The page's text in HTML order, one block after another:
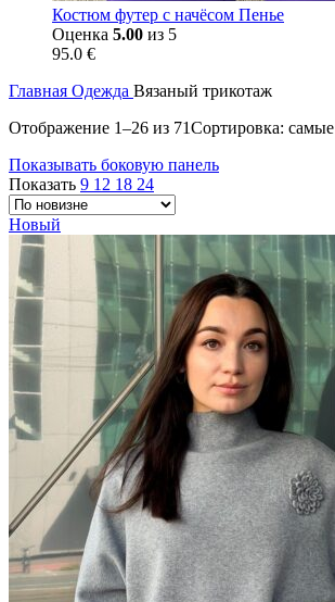
Костюм футер с начёсом Пенье
Оценка 5.00 из 5
95.0 €
Главная Одежда Вязаный трикотаж
Отображение 1–26 из 71Сортировка:
Показывать боковую панель
Показать 9 12 18 24
Новый